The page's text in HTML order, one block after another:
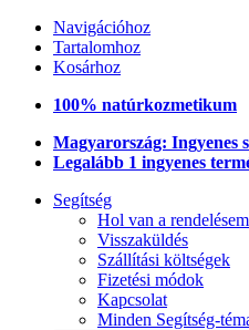
Navigációhoz
Tartalomhoz
Kosárhoz
100% natúrkozmetikum
Magyarország: Ingyenes
Legalább 1 ingyenes
Segítség
Hol van a
Visszaküldés
Szállítási költségek
Fizetési módok
Kapcsolat
Minden Segítség-